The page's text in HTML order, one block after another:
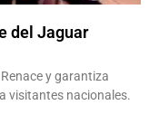
del Jaguar
y garantiza
visitantes nacionales.